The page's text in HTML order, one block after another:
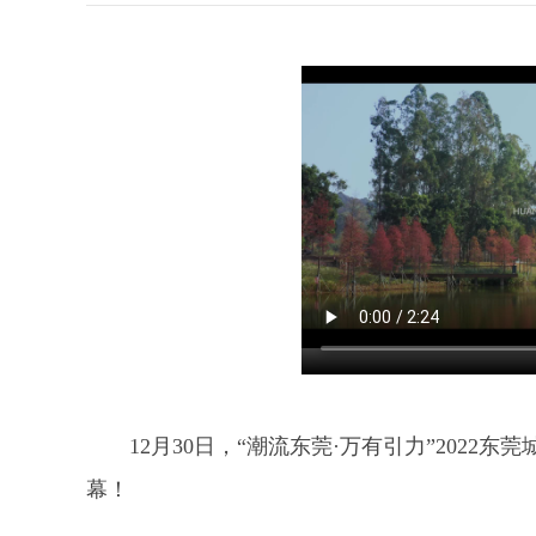
12月30日，“潮流东莞·万有引力”2022东
幕！